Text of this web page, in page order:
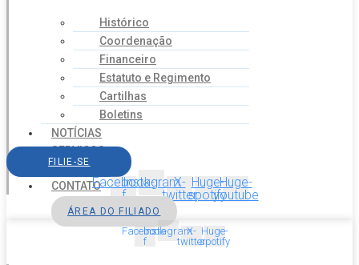
Histórico
Coordenação
Financeiro
Estatuto e Regimento
Cartilhas
Boletins
NOTÍCIAS
SERVIÇOS
AGENDA
CONTATO
FILIE-SE
Facebook-
f
InstagramX-
twitter
Huge-
spotify
Huge-
youtube
ÁREA DO FILIADO
Facebook-
f
InstagramX-
twitter
Huge-
spotify